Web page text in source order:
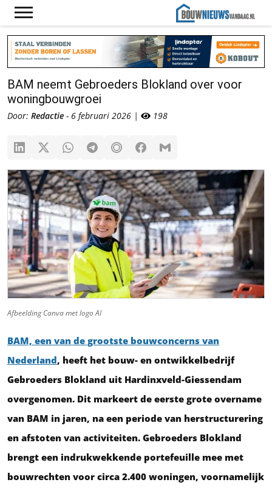
BAM neemt Gebroeders Blokland over voor
woningbouwgroei
Door: Redactie - 6 februari 2026 | 198
Afbeelding Canva met logo AI
BAM, een van de grootste bouwconcerns van
Nederland, heeft het bouw- en ontwikkelbedrijf
Gebroeders Blokland uit Hardinxveld-Giessendam
overgenomen. Dit markeert de eerste grote overname
van BAM in jaren, na een periode van herstructurering
en afstoten van activiteiten. Gebroeders Blokland
brengt een indrukwekkende portefeuille mee met
bouwrechten voor circa 2.400 woningen, voornamelijk